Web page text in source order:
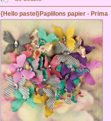
{Hello pastel}Papillons papier - Prima